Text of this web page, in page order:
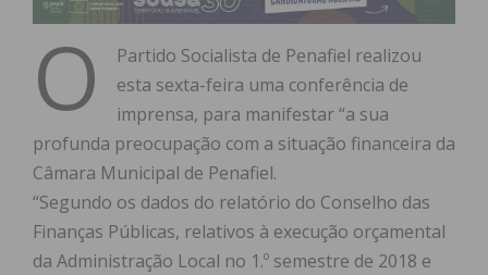
O
Partido Socialista de Penafiel realizou
esta sexta-feira uma conferência de
imprensa, para manifestar “a sua
profunda preocupação com a situação financeira da
Câmara Municipal de Penafiel.
“Segundo os dados do relatório do Conselho das
Finanças Públicas, relativos à execução orçamental
da Administração Local no 1.º semestre de 2018 e